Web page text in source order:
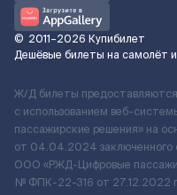
© 2011–2026 Купибилет
Дешёвые билеты на самолёт и
Ж/Д билеты
с использованием веб-
пассажирские решения» на
от 04.04.2024 заключенного
ООО «РЖД-Цифровые
№ ФПК-22-316 от 27.12.2022